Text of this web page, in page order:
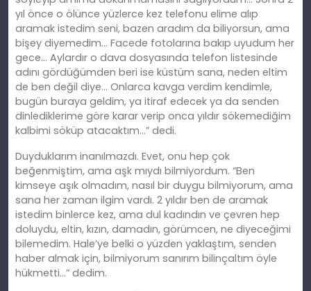
yıl önce o ölünce yüzlerce kez telefonu elime alıp
aramak istedim seni, bazen aradım da biliyorsun, ama
bişey diyemedim… Facede fotolarına bakıp uyudum her
gece… Aylardır o dava dosyasında telefon listesinde
adını gördüğümden beri ise küstüm sana, neden eltim
de ben değil diye… Onlarca kavga verdim kendimle,
bugün buraya geldim, ya itiraf edecek ya da senden
dinlediklerime göre karar verip onca yıldır sökemediğim
kalbimi söküp atacaktım…” dedi.
Duyduklarım inanılmazdı. Evet, onu hep çok
beğenmiştim, ama aşk mıydı bilmiyordum. “Ben
kimseye aşık olmadım, nasıl bir duygu bilmiyorum, ama
sana her zaman ilgim vardı. 2 yıldır ben de aramak
istedim binlerce kez, ama dul kadındın ve çevren hep
doluydu, eltin, kızın, damadın, görümcen, ne diyeceğimi
bilemedim. Hale’ye belki o yüzden yaklaştım, senden
haber almak için, bilmiyorum sanırım bilinçaltım öyle
hükmetti…” dedim.